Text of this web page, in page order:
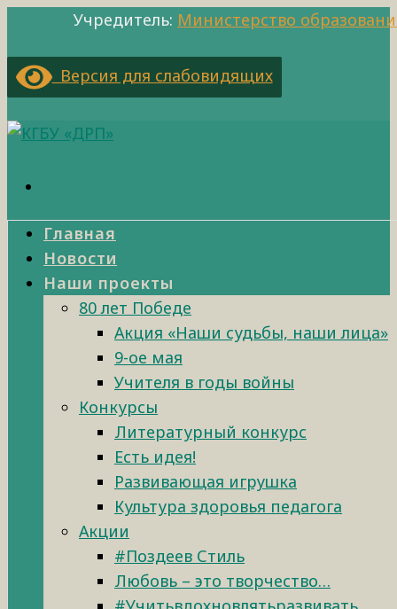
Учредитель: Министерство
Версия для слабовидящих
Главная
Новости
Наши проекты
80 лет Победе
Акция «Наши судьбы, наши лица»
9-ое мая
Учителя в годы войны
Конкурсы
Литературный конкурс
Есть идея!
Развивающая игрушка
Культура здоровья педагога
Акции
#Поздеев Стиль
Любовь – это творчество…